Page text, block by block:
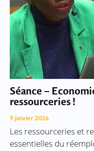
Séance –
ressourceries !
9 janvier 2026
Les ressourceries et
essentielles du